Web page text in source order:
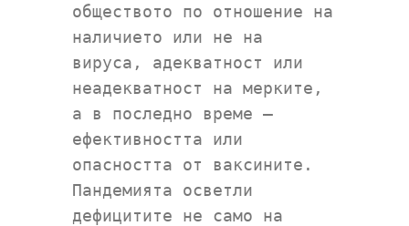
обществото по отношение на
наличието или не на
вируса, адекватност или
неадекватност на мерките,
а в последно време –
ефективността или
опасността от ваксините.
Пандемията осветли
дефицитите не само на